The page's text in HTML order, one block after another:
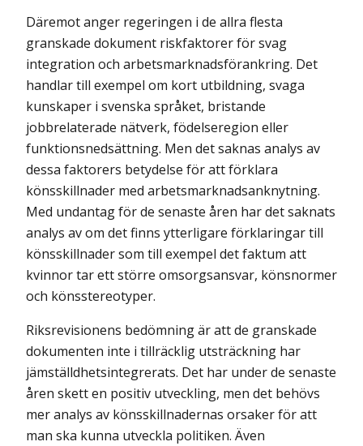
Däremot anger regeringen i de allra flesta
granskade dokument riskfaktorer för svag
integration och arbetsmarknadsförankring. Det
handlar till exempel om kort utbildning, svaga
kunskaper i svenska språket, bristande
jobbrelaterade nätverk, födelseregion eller
funktionsnedsättning. Men det saknas analys av
dessa faktorers betydelse för att förklara
könsskillnader med arbetsmarknadsanknytning.
Med undantag för de senaste åren har det saknats
analys av om det finns ytterligare förklaringar till
könsskillnader som till exempel det faktum att
kvinnor tar ett större omsorgsansvar, könsnormer
och könsstereotyper.
Riksrevisionens bedömning är att de granskade
dokumenten inte i tillräcklig utsträckning har
jämställdhetsintegrerats. Det har under de senaste
åren skett en positiv utveckling, men det behövs
mer analys av könsskillnadernas orsaker för att
man ska kunna utveckla politiken. Även